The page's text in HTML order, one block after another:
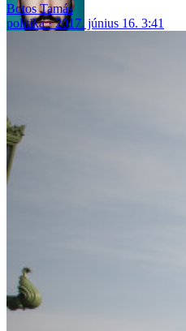
Botos Tamás
politika
2017. június 16. 3:41